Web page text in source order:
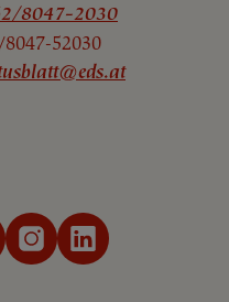
8047-2030
52030